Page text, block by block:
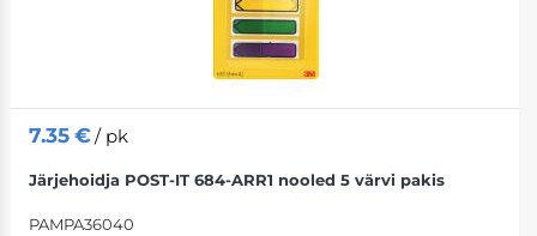
7.35 €/ pk
Järjehoidja POST-IT 684-ARR1 nooled 5 värvi pakis
PAMPA36040